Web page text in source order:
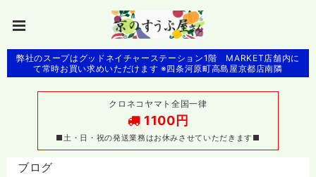
弊社のスープはグッドネイチャーステーション1階 MARKET店舗内に
て常時お買い求めいただけます ※四条河原町高島屋京都店南隣
クロネコヤマト全国一律
1100円
■土・日・祝の発送業務はお休みさせていただきます■
ブログ